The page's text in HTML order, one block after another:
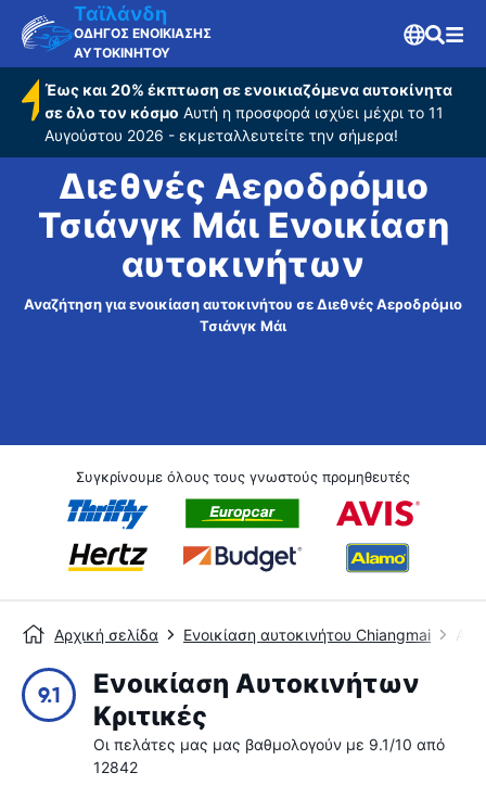
Ταϊλάνδη
ΟΔΗΓΟΣ ΕΝΟΙΚΙΑΣΗΣ
ΑΥΤΟΚΙΝΗΤΟΥ
Έως και 20% έκπτωση σε ενοικιαζόμενα αυτοκίνητα
σε όλο τον κόσμο Αυτή η προσφορά ισχύει μέχρι το 11
Αυγούστου 2026 - εκμεταλλευτείτε την σήμερα!
Διεθνές Αεροδρόμιο
Τσιάνγκ Μάι Ενοικίαση
αυτοκινήτων
Αναζήτηση για ενοικίαση αυτοκινήτου σε Διεθνές Αεροδρόμιο
Τσιάνγκ Μάι
Συγκρίνουμε όλους τους γνωστούς προμηθευτές
Αρχική σελίδα Ενοικίαση αυτοκινήτου Chiangmai
9.1
Ενοικίαση Αυτοκινήτων
Κριτικές
Οι πελάτες μας μας βαθμολογούν με 9.1/10 από
12842